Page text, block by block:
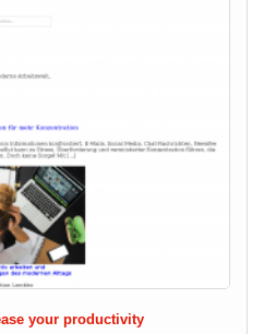
your productivity